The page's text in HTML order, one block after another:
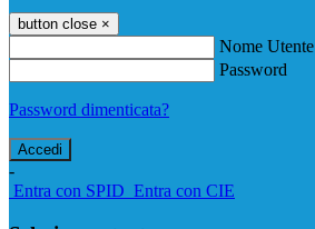
button close ×
Nome Utente
Password
Password dimenticata?
-
Entra con SPID Entra con CIE